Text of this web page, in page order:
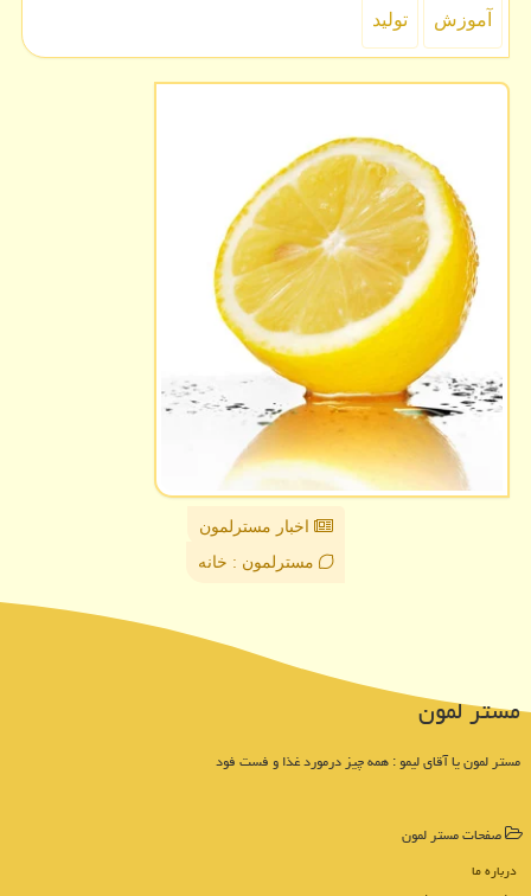
آموزش تولید
اخبار مسترلمون
مسترلمون : خانه
مستر لمون
مستر لمون یا آقای لیمو : همه چیز درمورد غذا و فست فود
صفحات مستر لمون
درباره ما